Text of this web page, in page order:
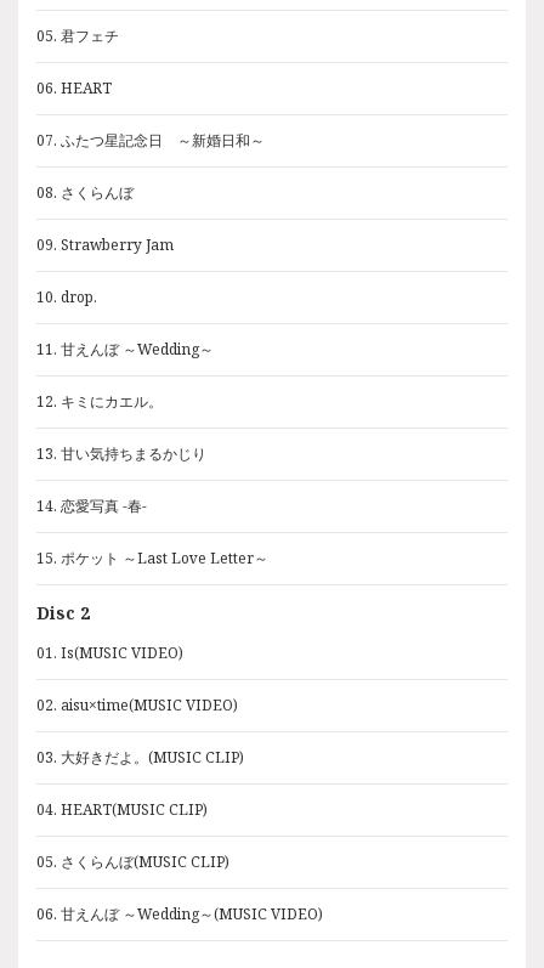
05. 君フェチ
06. HEART
07. ふたつ星記念日 ～新婚日和～
08. さくらんぼ
09. Strawberry Jam
10. drop.
11. 甘えんぼ ～Wedding～
12. キミにカエル。
13. 甘い気持ちまるかじり
14. 恋愛写真 -春-
15. ポケット ～Last Love Letter～
Disc 2
01. Is(MUSIC VIDEO)
02. aisu×time(MUSIC VIDEO)
03. 大好きだよ。(MUSIC CLIP)
04. HEART(MUSIC CLIP)
05. さくらんぼ(MUSIC CLIP)
06. 甘えんぼ ～Wedding～(MUSIC VIDEO)
05. 君フェチ
06. HEART
07. ふたつ星記念日 ～新婚日和～
08. さくらんぼ
09. Strawberry Jam
10. drop.
11. 甘えんぼ ～Wedding～
12. キミにカエル。
13. 甘い気持ちまるかじり
14. 恋愛写真 -春-
15. ポケット ～Last Love Letter～